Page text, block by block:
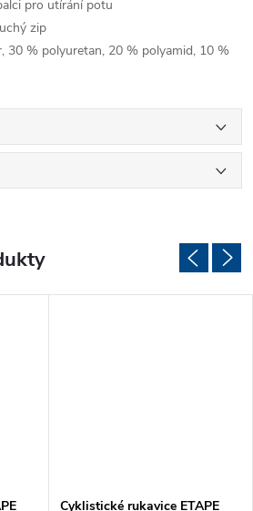
pro utírání potu
zip
30 % polyuretan, 20 % polyamid, 10 %
Cyklistické rukavice ETAPE